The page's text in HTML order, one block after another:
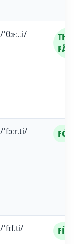
/ˈθɝː.ti/
FÃR-
/ˈfɔːr.ti/ FÓR-
/ˈfɪf.ti/ FÍF-ti